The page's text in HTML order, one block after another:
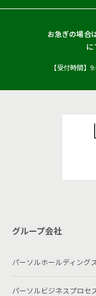
お急ぎの場合
に
【受付時間】
グループ会社
パーソルホールディングス
パーソルビジネスプロセ